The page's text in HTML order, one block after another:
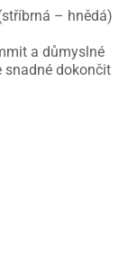
– hnědá)
a důmyslné
snadné dokončit